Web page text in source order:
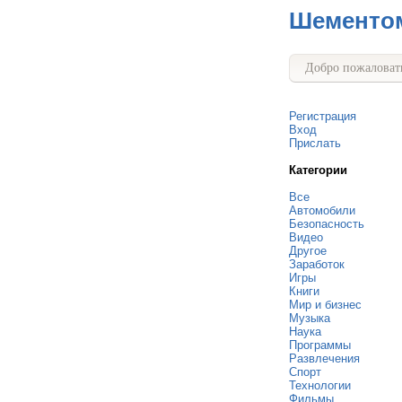
Добро
Регистрация
Вход
Прислать
Категории
Все
Автомобили
Безопасность
Видео
Другое
Заработок
Игры
Книги
Мир и бизнес
Музыка
Наука
Программы
Развлечения
Спорт
Технологии
Фильмы